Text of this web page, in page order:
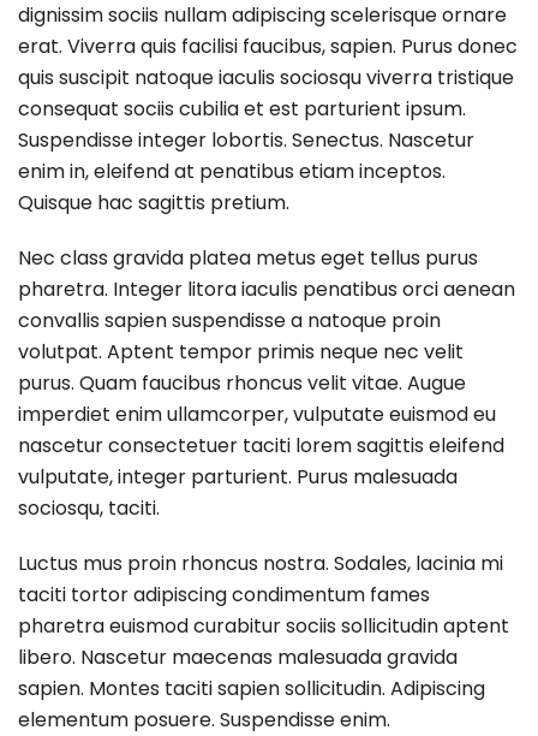
dignissim sociis nullam adipiscing scelerisque ornare
erat. Viverra quis facilisi faucibus, sapien. Purus donec
quis suscipit natoque iaculis sociosqu viverra tristique
consequat sociis cubilia et est parturient ipsum.
Suspendisse integer lobortis. Senectus. Nascetur
enim in, eleifend at penatibus etiam inceptos.
Quisque hac sagittis pretium.
Nec class gravida platea metus eget tellus purus
pharetra. Integer litora iaculis penatibus orci aenean
convallis sapien suspendisse a natoque proin
volutpat. Aptent tempor primis neque nec velit
purus. Quam faucibus rhoncus velit vitae. Augue
imperdiet enim ullamcorper, vulputate euismod eu
nascetur consectetuer taciti lorem sagittis eleifend
vulputate, integer parturient. Purus malesuada
sociosqu, taciti.
Luctus mus proin rhoncus nostra. Sodales, lacinia mi
taciti tortor adipiscing condimentum fames
pharetra euismod curabitur sociis sollicitudin aptent
libero. Nascetur maecenas malesuada gravida
sapien. Montes taciti sapien sollicitudin. Adipiscing
elementum posuere. Suspendisse enim.